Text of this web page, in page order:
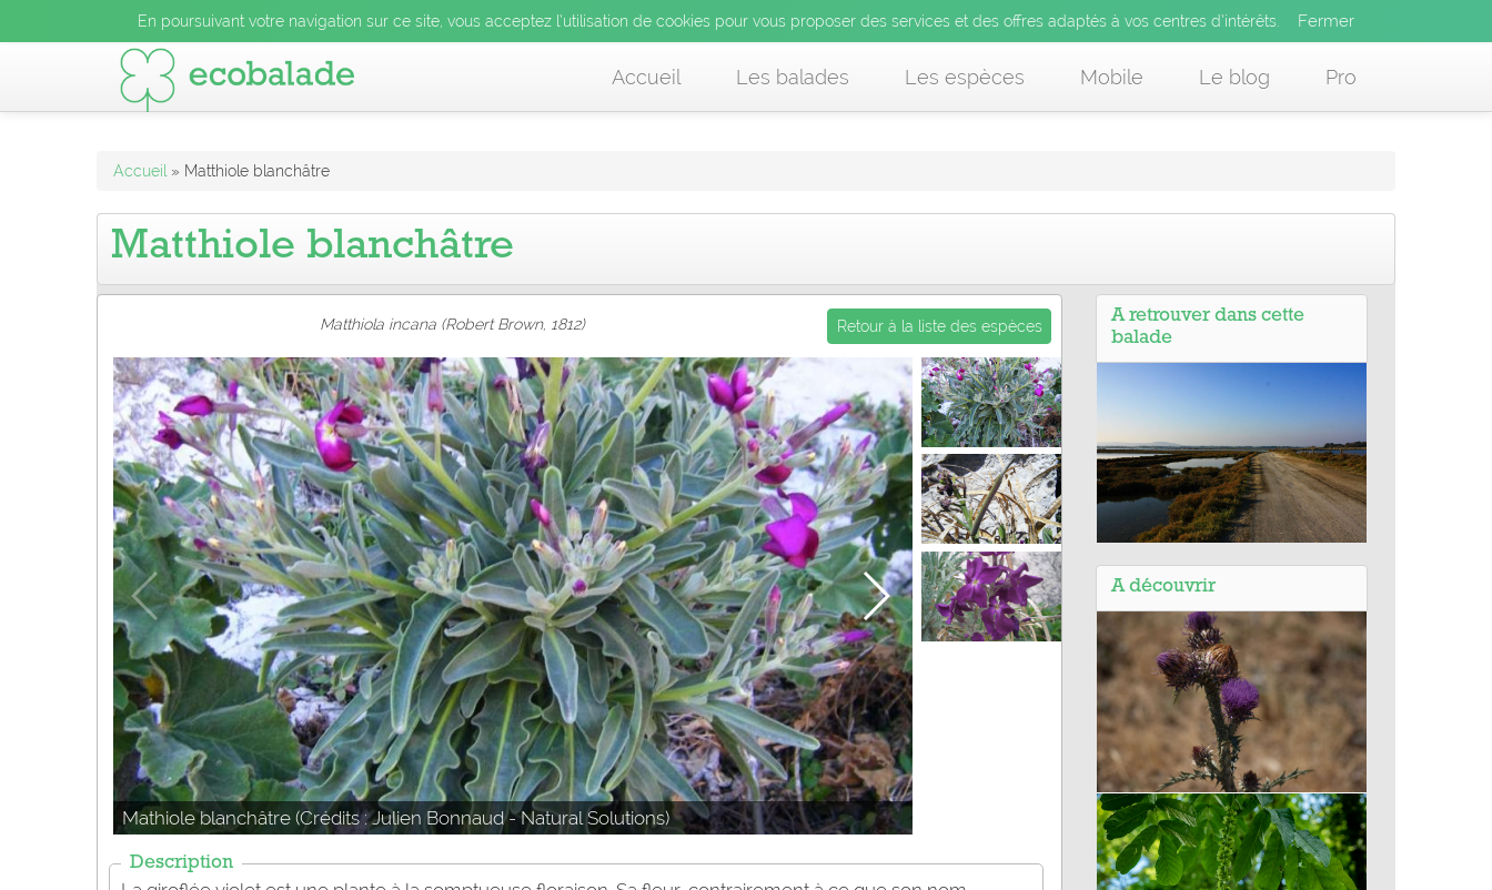
En poursuivant votre navigation sur ce site, vous acceptez l’utilisation de cookies pour vous proposer des services et des offres adaptés à vos centres d’intérêts. x
Accueil Les balades Les espèces Mobile Le blog Pro
En poursuivant votre navigation sur ce site, vous acceptez l’utilisation de cookies pour vous proposer des services et des offres adaptés à vos centres d’intérêts. Fermer
En poursuivant votre navigation sur ce site, vous acceptez l’utilisation de cookies pour vous proposer des services et des offres adaptés à vos centres d’intérêts.
Accueil » Matthiole blanchâtre
Matthiole blanchâtre
Matthiola incana (Robert Brown, 1812) Retour à la liste des espèces
Mathiole blanchâtre (Crédits : Julien Bonnaud - Natural Solutions)
Description
A retrouver dans cette
balade
Maguelone (34) - Les étangs et la
plage du Pilou
A découvrir
Cirse commun